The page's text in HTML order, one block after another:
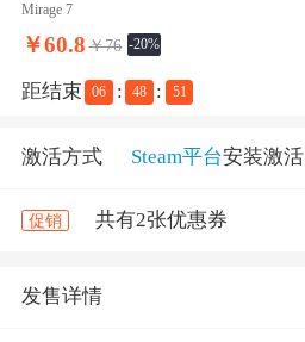
Mirage 7
￥60.8 ￥76 -20%
距结束 06 : 48 : 51
激活方式 Steam平台安装激活
促销 共有2张优惠券
发售详情